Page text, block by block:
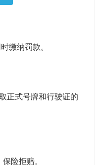
缴纳罚款。
正式号牌和行驶证的
险拒赔。